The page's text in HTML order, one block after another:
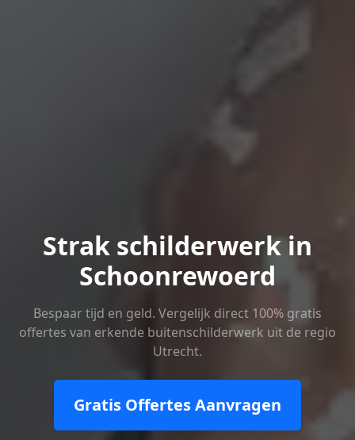
Strak schilderwerk in
Schoonrewoerd
Bespaar tijd en geld. Vergelijk direct 100% gratis
offertes van erkende buitenschilderwerk uit de regio
Utrecht.
Gratis Offertes Aanvragen